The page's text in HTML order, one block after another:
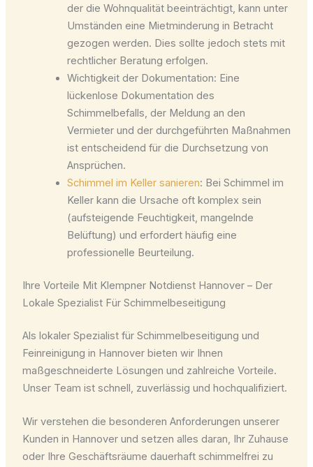
der die Wohnqualität beeinträchtigt, kann unter
Umständen eine Mietminderung in Betracht
gezogen werden. Dies sollte jedoch stets mit
rechtlicher Beratung erfolgen.
Wichtigkeit der Dokumentation: Eine
lückenlose Dokumentation des
Schimmelbefalls, der Meldung an den
Vermieter und der durchgeführten Maßnahmen
ist entscheidend für die Durchsetzung von
Ansprüchen.
Schimmel im Keller sanieren: Bei Schimmel im
Keller kann die Ursache oft komplex sein
(aufsteigende Feuchtigkeit, mangelnde
Belüftung) und erfordert häufig eine
professionelle Beurteilung.
Ihre Vorteile Mit Klempner Notdienst Hannover – Der
Lokale Spezialist Für Schimmelbeseitigung
Als lokaler Spezialist für Schimmelbeseitigung und
Feinreinigung in Hannover bieten wir Ihnen
maßgeschneiderte Lösungen und zahlreiche Vorteile.
Unser Team ist schnell, zuverlässig und hochqualifiziert.
Wir verstehen die besonderen Anforderungen unserer
Kunden in Hannover und setzen alles daran, Ihr Zuhause
oder Ihre Geschäftsräume dauerhaft schimmelfrei zu